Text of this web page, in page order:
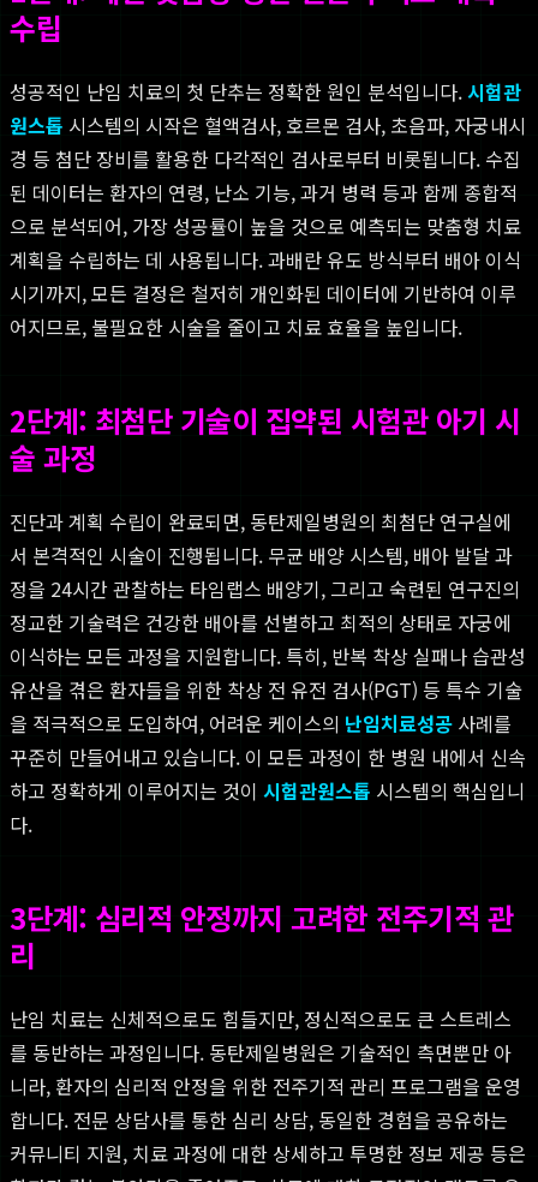
수립
성공적인 난임 치료의 첫 단추는 정확한 원인 분석입니다.시험관
원스톱 시스템의 시작은 혈액검사, 호르몬 검사, 초음파, 자궁내시
경 등 첨단 장비를 활용한 다각적인 검사로부터 비롯됩니다. 수집
된 데이터는 환자의 연령, 난소 기능, 과거 병력 등과 함께 종합적
으로 분석되어, 가장 성공률이 높을 것으로 예측되는 맞춤형 치료
계획을 수립하는 데 사용됩니다. 과배란 유도 방식부터 배아 이식
시기까지, 모든 결정은 철저히 개인화된 데이터에 기반하여 이루
어지므로, 불필요한 시술을 줄이고 치료 효율을 높입니다.
2단계: 최첨단 기술이 집약된 시험관 아기 시
술 과정
진단과 계획 수립이 완료되면, 동탄제일병원의 최첨단 연구실에
서 본격적인 시술이 진행됩니다. 무균 배양 시스템, 배아 발달 과
정을 24시간 관찰하는 타임랩스 배양기, 그리고 숙련된 연구진의
정교한 기술력은 건강한 배아를 선별하고 최적의 상태로 자궁에
이식하는 모든 과정을 지원합니다. 특히, 반복 착상 실패나 습관성
유산을 겪은 환자들을 위한 착상 전 유전 검사(PGT) 등 특수 기술
을 적극적으로 도입하여, 어려운 케이스의 난임치료성공 사례를
꾸준히 만들어내고 있습니다. 이 모든 과정이 한 병원 내에서 신속
하고 정확하게 이루어지는 것이 시험관원스톱 시스템의 핵심입니
다.
3단계: 심리적 안정까지 고려한 전주기적 관
리
난임 치료는 신체적으로도 힘들지만, 정신적으로도 큰 스트레스
를 동반하는 과정입니다. 동탄제일병원은 기술적인 측면뿐만 아
니라, 환자의 심리적 안정을 위한 전주기적 관리 프로그램을 운영
합니다. 전문 상담사를 통한 심리 상담, 동일한 경험을 공유하는
커뮤니티 지원, 치료 과정에 대한 상세하고 투명한 정보 제공 등은